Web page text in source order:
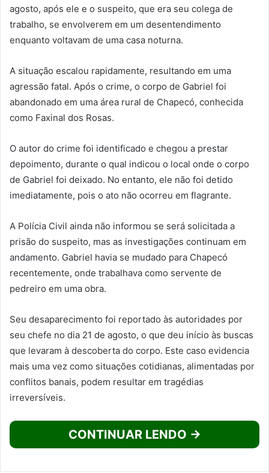
agosto, após ele e o suspeito, que era seu colega de
trabalho, se envolverem em um desentendimento
enquanto voltavam de uma casa noturna.
A situação escalou rapidamente, resultando em uma
agressão fatal. Após o crime, o corpo de Gabriel foi
abandonado em uma área rural de Chapecó, conhecida
como Faxinal dos Rosas.
O autor do crime foi identificado e chegou a prestar
depoimento, durante o qual indicou o local onde o corpo
de Gabriel foi deixado. No entanto, ele não foi detido
imediatamente, pois o ato não ocorreu em flagrante.
A Polícia Civil ainda não informou se será solicitada a
prisão do suspeito, mas as investigações continuam em
andamento. Gabriel havia se mudado para Chapecó
recentemente, onde trabalhava como servente de
pedreiro em uma obra.
Seu desaparecimento foi reportado às autoridades por
seu chefe no dia 21 de agosto, o que deu início às buscas
que levaram à descoberta do corpo. Este caso evidencia
mais uma vez como situações cotidianas, alimentadas por
conflitos banais, podem resultar em tragédias
irreversíveis.
CONTINUAR LENDO →